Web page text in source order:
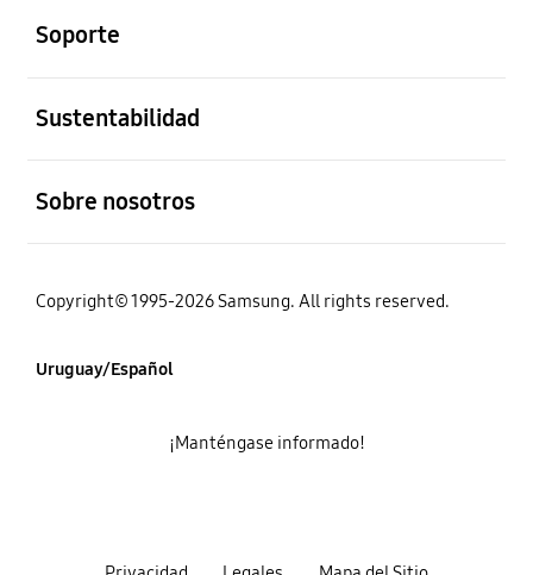
Soporte
Sustentabilidad
Sobre nosotros
Copyright© 1995-2026 Samsung. All rights reserved.
Uruguay/Español
¡Manténgase informado!